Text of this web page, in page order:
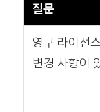
질문
영구 라이선
변경 사항이